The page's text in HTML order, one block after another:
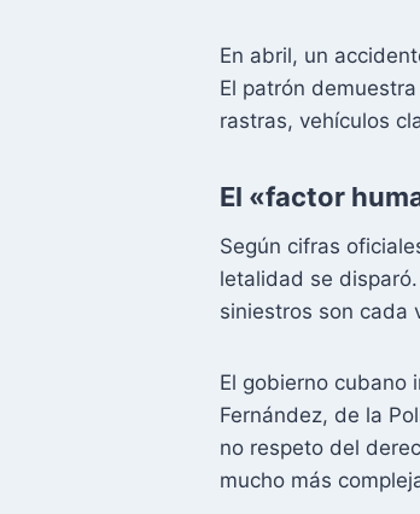
En abril, un
El patrón
rastras, vehículos
El «factor
Según cifras
letalidad se
siniestros son cada
El gobierno cubano
Fernández, de la
no respeto del
mucho más